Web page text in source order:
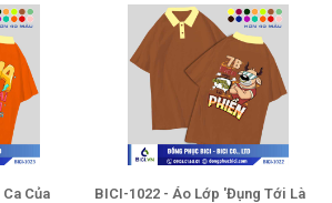
Của
BICI-1022 - Áo Lớp 'Đụng Tới Là